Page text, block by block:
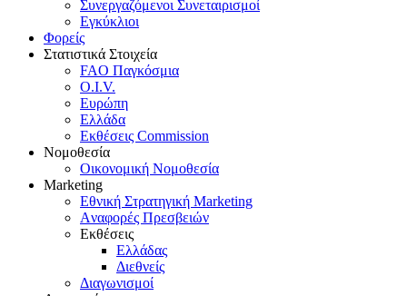
Συνεργαζόμενοι Συνεταιρισμοί
Εγκύκλιοι
Φορείς
Στατιστικά Στοιχεία
FAO Παγκόσμια
O.I.V.
Ευρώπη
Ελλάδα
Eκθέσεις Commission
Νομοθεσία
Οικονομική Νομοθεσία
Marketing
Eθνική Στρατηγική Marketing
Aναφορές Πρεσβειών
Eκθέσεις
Eλλάδας
Διεθνείς
Διαγωνισμοί